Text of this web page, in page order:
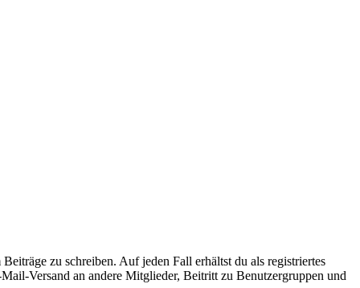
zu schreiben. Auf jeden Fall erhältst du als registriertes
Versand an andere Mitglieder, Beitritt zu Benutzergruppen und